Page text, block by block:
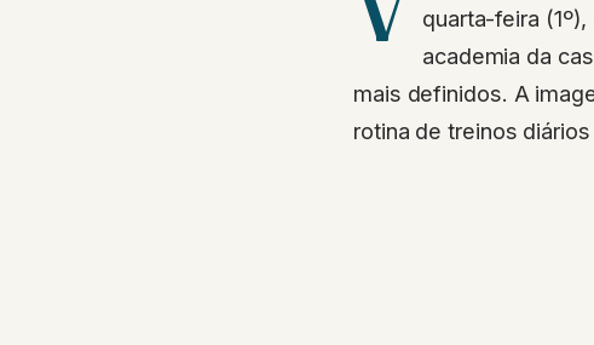
quarta-feira
academia da
mais definidos. A
rotina de treinos